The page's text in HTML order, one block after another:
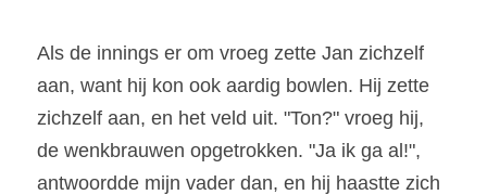
Als de innings er om vroeg zette Jan zichzelf
aan, want hij kon ook aardig bowlen. Hij zette
zichzelf aan, en het veld uit. "Ton?" vroeg hij,
de wenkbrauwen opgetrokken. "Ja ik ga al!",
antwoordde mijn vader dan, en hij haastte zich